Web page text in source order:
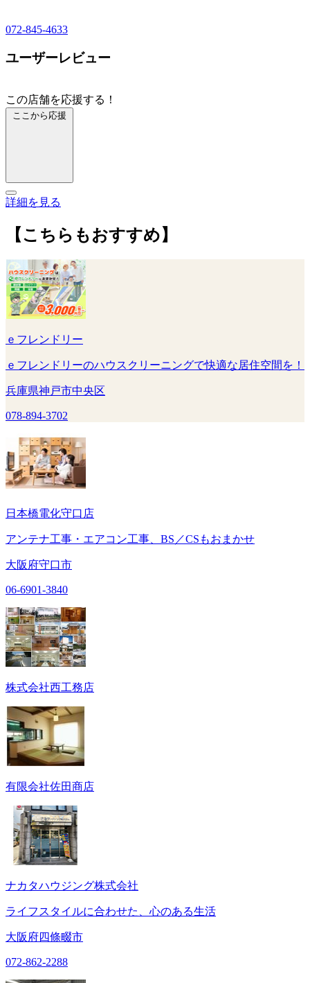
072-845-4633
ユーザーレビュー
この店舗を応援する！
ここから応援
詳細を見る
【こちらもおすすめ】
ｅフレンドリー
ｅフレンドリーのハウスクリーニングで快適な居住空間を！
兵庫県神戸市中央区
078-894-3702
日本橋電化守口店
アンテナ工事・エアコン工事、BS／CSもおまかせ
大阪府守口市
06-6901-3840
株式会社西工務店
有限会社佐田商店
ナカタハウジング株式会社
ライフスタイルに合わせた、心のある生活
大阪府四條畷市
072-862-2288